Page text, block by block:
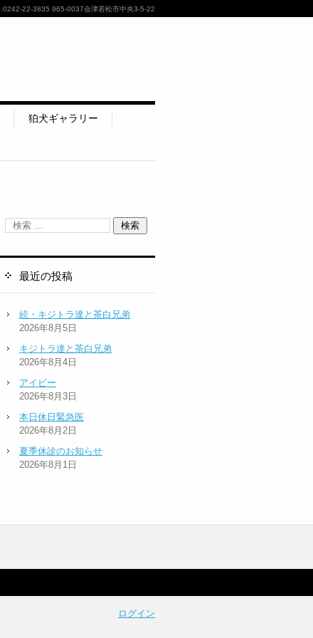
0242-22-3835 965-0037会津若松市中央3-5-22
狛犬ギャラリー
最近の投稿
続・キジトラ達と茶白兄弟
2026年8月5日
キジトラ達と茶白兄弟
2026年8月4日
アイビー
2026年8月3日
本日休日緊急医
2026年8月2日
夏季休診のお知らせ
2026年8月1日
ログイン